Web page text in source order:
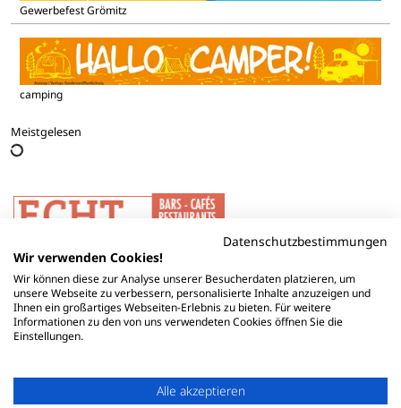
Gewerbefest Grömitz
camping
Meistgelesen
Datenschutzbestimmungen
Wir verwenden Cookies!
Wir können diese zur Analyse unserer Besucherdaten platzieren, um
unsere Webseite zu verbessern, personalisierte Inhalte anzuzeigen und
Ihnen ein großartiges Webseiten-Erlebnis zu bieten. Für weitere
Informationen zu den von uns verwendeten Cookies öffnen Sie die
Einstellungen.
Alle akzeptieren